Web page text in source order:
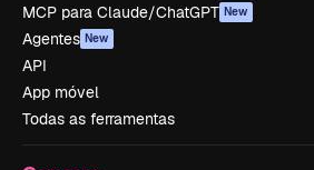
MCP para Claude/ChatGPT New
Agentes New
API
App móvel
Todas as ferramentas